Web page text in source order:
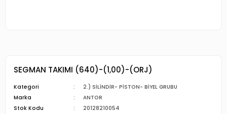
SEGMAN TAKIMI (640)-(1,00)-(ORJ)
Kategori
2.) SİLİNDİR- PİSTON- BİYEL GRUBU
Marka
ANTOR
Stok Kodu
20128210054